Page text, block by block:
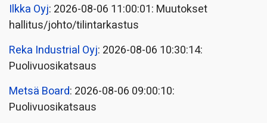
Ilkka Oyj: 2026-08-06 11:00:01: Muutokset
hallitus/johto/tilintarkastus
Reka Industrial Oyj: 2026-08-06 10:30:14:
Puolivuosikatsaus
Metsä Board: 2026-08-06 09:00:10:
Puolivuosikatsaus